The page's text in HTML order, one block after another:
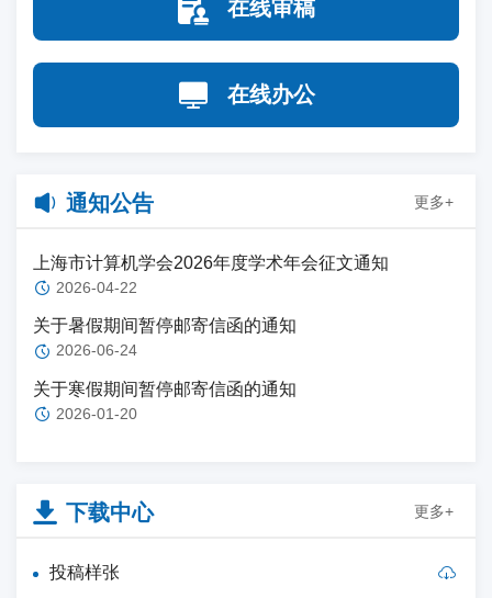
在线审稿
在线办公
通知公告 更多+
上海市计算机学会2026年度学术年会征文通知
2026-04-22
关于暑假期间暂停邮寄信函的通知
2026-06-24
关于寒假期间暂停邮寄信函的通知
2026-01-20
下载中心 更多+
投稿样张